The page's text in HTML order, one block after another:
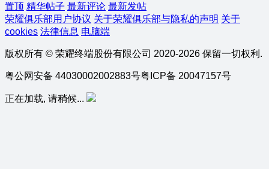
置顶 精华帖子 最新评论 最新发帖
荣耀俱乐部用户协议 关于荣耀俱乐部与隐私的声明 关于
cookies 法律信息 电脑端
版权所有 © 荣耀终端股份有限公司 2020-2026 保留一切权利.
粤公网安备 44030002002883号粤ICP备 20047157号
正在加载, 请稍候...